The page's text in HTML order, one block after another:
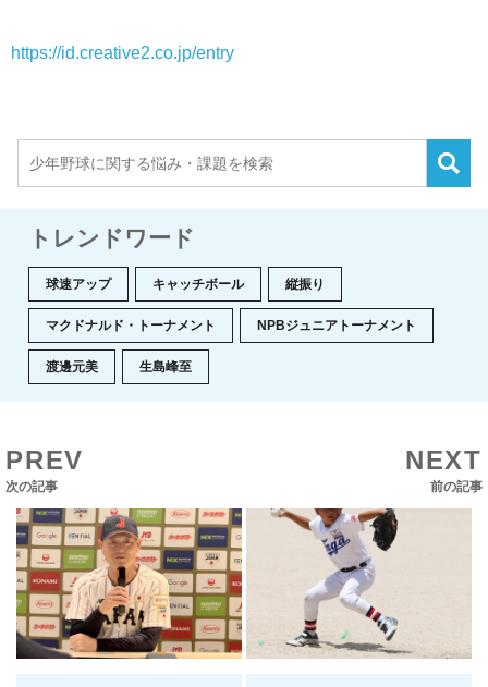
https://id.creative2.co.jp/entry
トレンドワード
球速アップ キャッチボール 縦振り
マクドナルド・トーナメント NPBジュニアトーナメント
渡邊元美 生島峰至
PREV
次の記事
NEXT
前の記事